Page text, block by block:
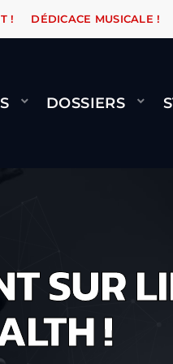
ÇA LE FAIT !
! DÉDICACE MUSICALE !
DOSSIERS
SUR
!